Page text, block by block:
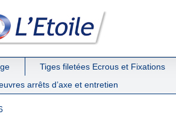
Tiges filetées Ecrous et Fixations
arrêts d’axe et entretien